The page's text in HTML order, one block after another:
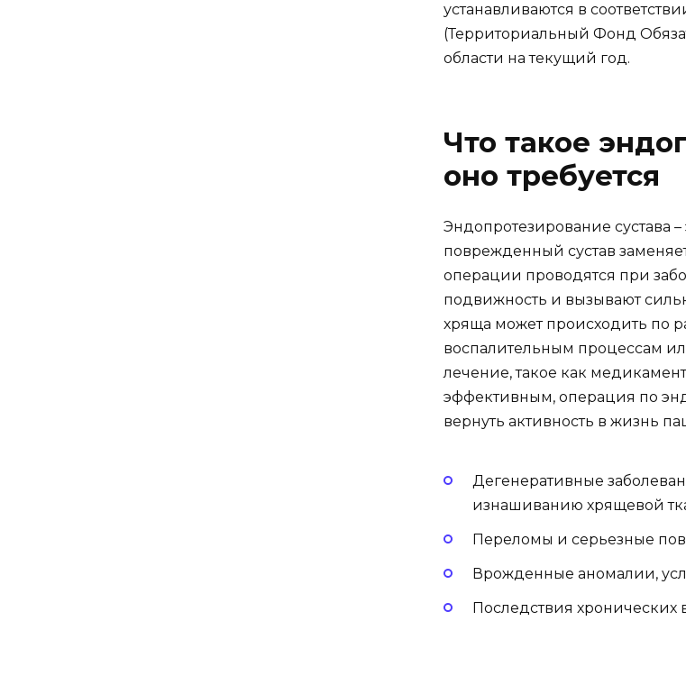
устанавливаются в
(Территориальный Фонд
области на текущий год.
Что такое
оно требуется
Эндопротезирование сустава
поврежденный сустав
операции проводятся при
подвижность и вызывают
хряща может происходить по
воспалительным процессам
лечение, такое как
эффективным, операция по
вернуть активность в жизнь
Дегенеративные
изнашиванию хрящевой
Переломы и серьезные
Врожденные аномалии,
Последствия